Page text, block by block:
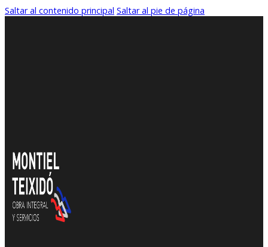
Saltar al contenido principal Saltar al pie de página